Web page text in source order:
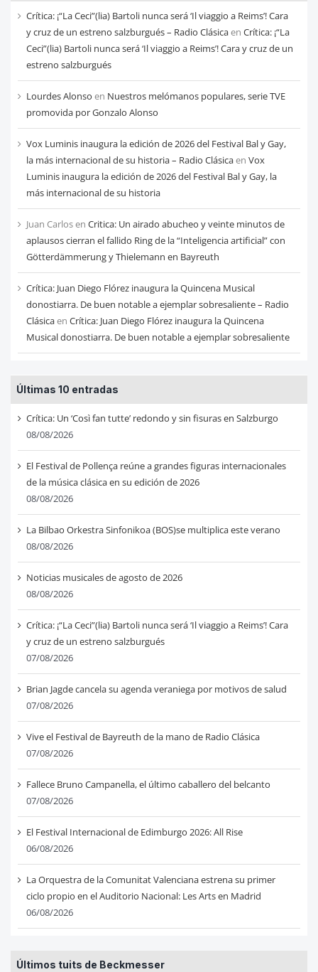
cada
mes
Crítica: ¡“La Ceci”(lia) Bartoli nunca será ‘Il viaggio a Reims’! Cara
y cruz de un estreno salzburgués – Radio Clásicaen Crítica: ¡“La
Ceci”(lia) Bartoli nunca será ‘Il viaggio a Reims’! Cara y cruz de un
estreno salzburgués
Lourdes Alonso en Nuestros melómanos populares, serie TVE
promovida por Gonzalo Alonso
Vox Luminis inaugura la edición de 2026 del Festival Bal y Gay,
la más internacional de su historia – Radio Clásicaen Vox
Luminis inaugura la edición de 2026 del Festival Bal y Gay, la
más internacional de su historia
Juan Carlosen Critica: Un airado abucheo y veinte minutos de
aplausos cierran el fallido Ring de la “Inteligencia artificial” con
Götterdämmerung y Thielemann en Bayreuth
Crítica: Juan Diego Flórez inaugura la Quincena Musical
donostiarra. De buen notable a ejemplar sobresaliente – Radio
Clásicaen Crítica: Juan Diego Flórez inaugura la Quincena
Musical donostiarra. De buen notable a ejemplar sobresaliente
Últimas 10 entradas
Crítica: Un ‘Così fan tutte’ redondo y sin fisuras en Salzburgo
08/08/2026
El Festival de Pollença reúne a grandes figuras internacionales
de la música clásica en su edición de 2026
08/08/2026
La Bilbao Orkestra Sinfonikoa (BOS)se multiplica este verano
08/08/2026
Noticias musicales de agosto de 2026
08/08/2026
Crítica: ¡“La Ceci”(lia) Bartoli nunca será ‘Il viaggio a Reims’! Cara
y cruz de un estreno salzburgués
07/08/2026
Brian Jagde cancela su agenda veraniega por motivos de salud
07/08/2026
Vive el Festival de Bayreuth de la mano de Radio Clásica
07/08/2026
Fallece Bruno Campanella, el último caballero del belcanto
07/08/2026
El Festival Internacional de Edimburgo 2026: All Rise
06/08/2026
La Orquestra de la Comunitat Valenciana estrena su primer
ciclo propio en el Auditorio Nacional: Les Arts en Madrid
06/08/2026
Últimos tuits de Beckmesser